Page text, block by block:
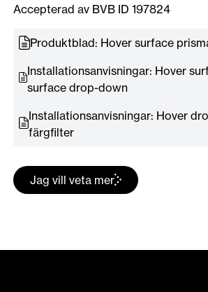
Accepterad av BVB ID 197824
Produktblad: Hover surface
Installationsanvisningar: Hover
surface drop-down
Installationsanvisningar: Hover
färgfilter
Jag vill veta mer